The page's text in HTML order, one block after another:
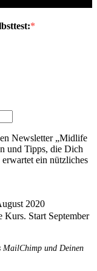
*
Newsletter „Midlife
und Tipps, die Dich
ein nützliches
2020
Start September
MailChimp und Deinen